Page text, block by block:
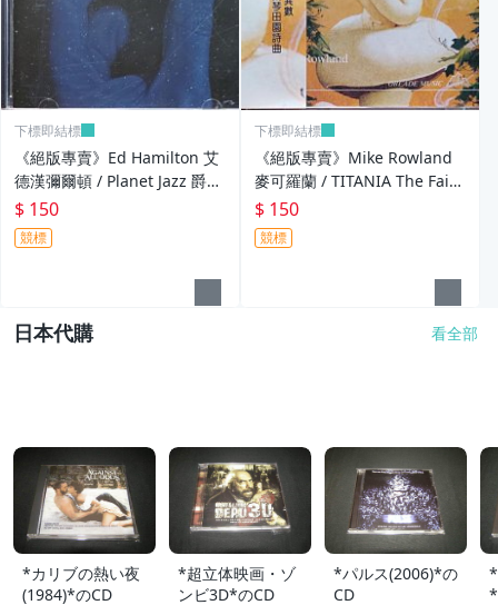
下標即結標
《絕版專賣》Ed Hamilton 艾
德漢彌爾頓 / Planet Jazz 爵士
行星 (美版)
$ 150
競標
下標即結標
《絕版專賣》Mike Rowland
麥可羅蘭 / TITANIA The Fairy
Queen 精靈女王 (側標完整)
$ 150
競標
日本代購 看全部
*カリブの熱い夜
(1984)*のCD
*超立体映画・ゾ
ンビ3D*のCD
*パルス(2006)*の
CD